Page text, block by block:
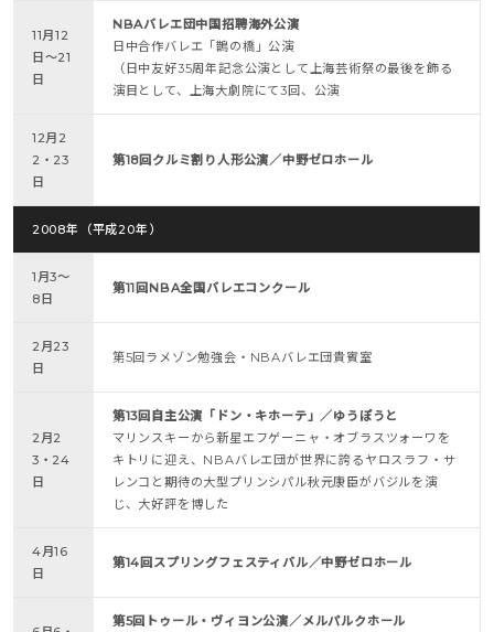
11月12
日～21
日
NBAバレエ団中国招聘海外公演
日中合作バレエ「鵲の橋」公演
（日中友好35周年記念公演として上海芸術祭の最後を飾る
演目として、上海大劇院にて3回、公演
12月2
2・23
日
第18回クルミ割り人形公演／中野ゼロホール
2008年（平成20年）
1月3～
8日
第11回NBA全国バレエコンクール
2月23
日
第5回ラメゾン勉強会・NBAバレエ団貴賓室
2月2
3・24
日
第13回自主公演「ドン・キホーテ」／ゆうぽうと
マリンスキーから新星エフゲーニャ・オブラスツォーワを
キトリに迎え、NBAバレエ団が世界に誇るヤロスラフ・サ
レンコと期待の大型プリンシパル秋元康臣がバジルを演
じ、大好評を博した
4月16
日
第14回スプリングフェスティバル／中野ゼロホール
第5回トゥール・ヴィヨン公演／メルパルクホール